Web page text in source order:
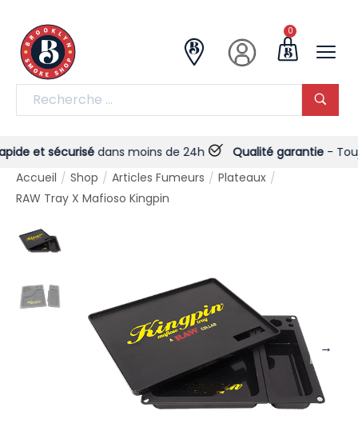
0
et sécurisédans moins de 24h Qualité garantie-
Accueil / Shop / Articles Fumeurs / Plateaux /
RAW Tray X Mafioso Kingpin